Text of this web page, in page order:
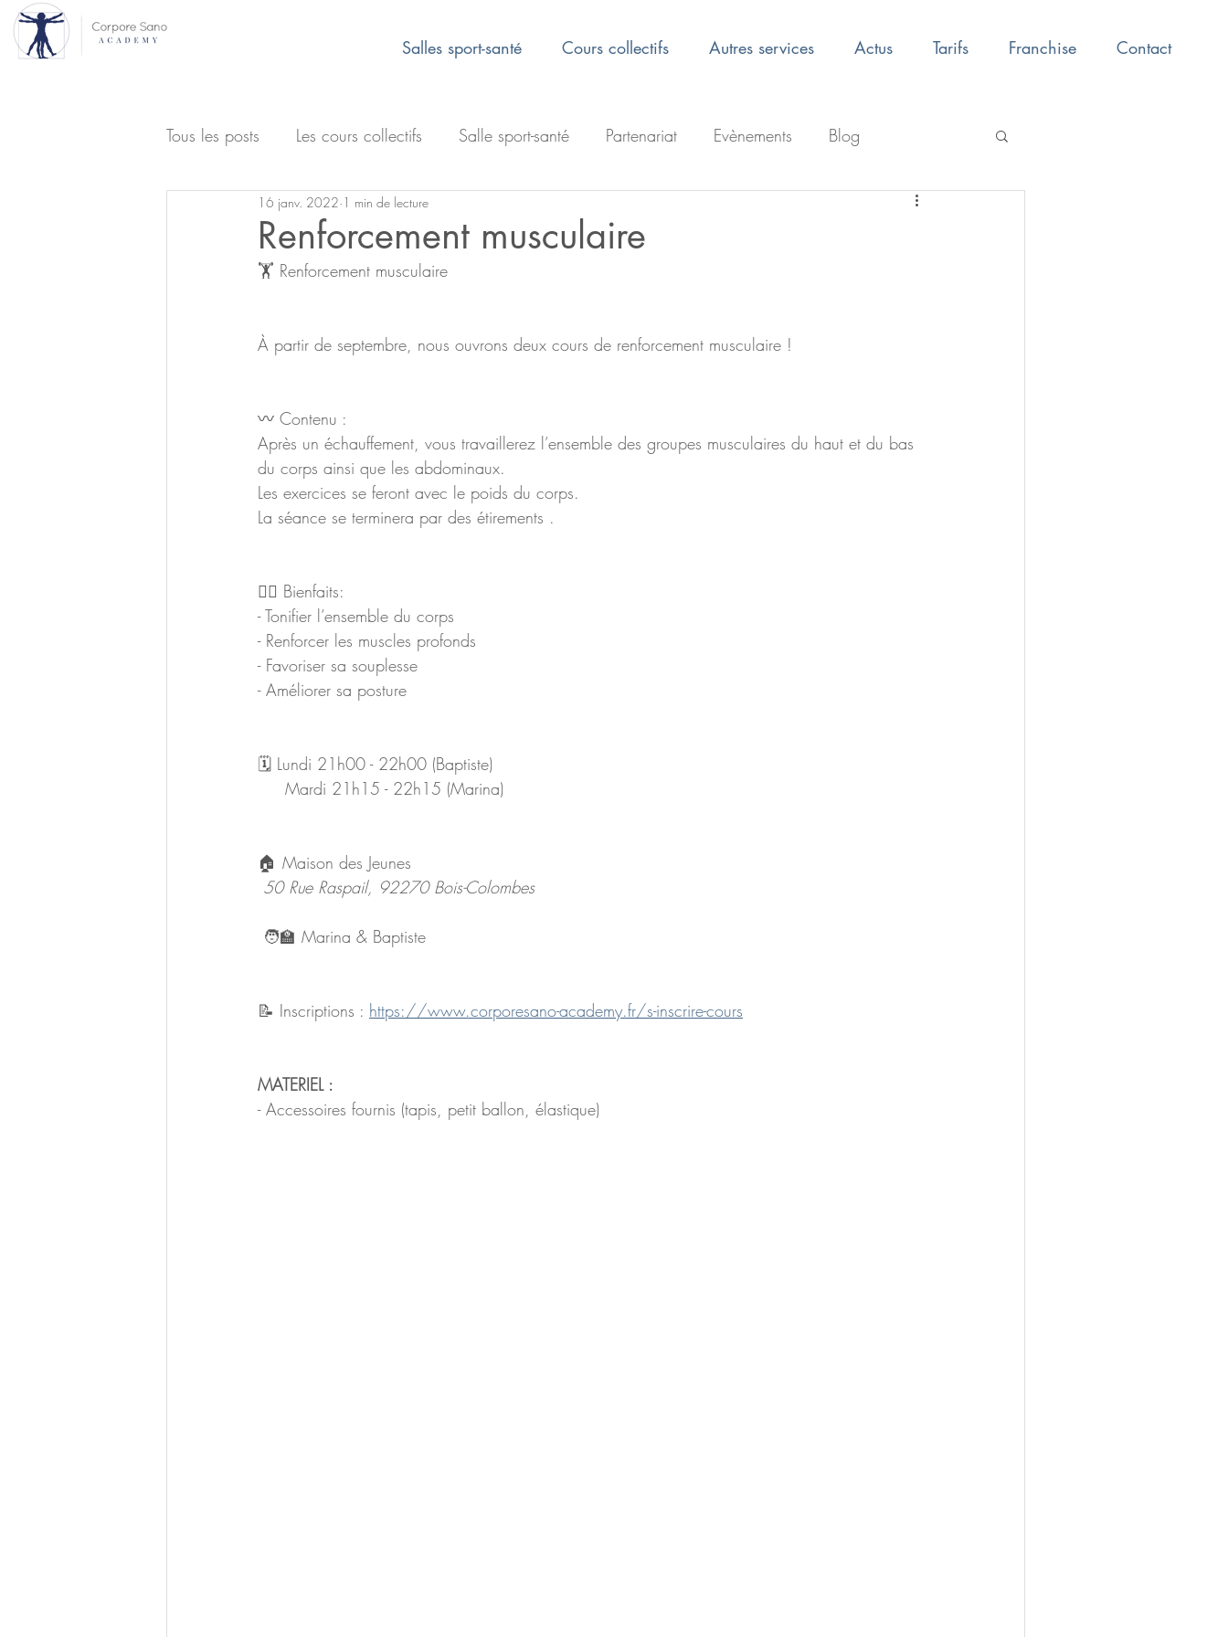
Salles sport-santé Cours collectifs Autres services Actus Tarifs Franchise Contact
Tous les posts Les cours collectifs Salle sport-santé Partenariat Evènements Blog
Renforcement musculaire
16 janv. 2022 1 min de lecture
🏋️ Renforcement musculaire
À partir de septembre, nous ouvrons deux cours de renforcement musculaire !
〰️ Contenu :
Après un échauffement, vous travaillerez l’ensemble des groupes musculaires du haut et du bas
du corps ainsi que les abdominaux.
Les exercices se feront avec le poids du corps.
La séance se terminera par des étirements .
🧘‍♀️ Bienfaits:
- Tonifier l’ensemble du corps
- Renforcer les muscles profonds
- Favoriser sa souplesse
- Améliorer sa posture
🗓 Lundi 21h00 - 22h00 (Baptiste)
     Mardi 21h15 - 22h15 (Marina)
🏠 Maison des Jeunes
50 Rue Raspail, 92270 Bois-Colombes
🧑‍🏫 Marina & Baptiste
📝 Inscriptions : https://www.corporesano-academy.fr/s-inscrire-cours
MATERIEL :
- Accessoires fournis (tapis, petit ballon, élastique)